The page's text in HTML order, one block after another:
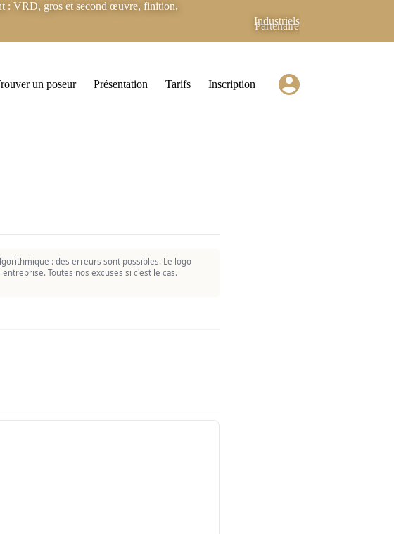
: VRD, gros et second œuvre, finition,
Industriels
Partenaires
un poseur Présentation Tarifs Inscription
: des erreurs sont possibles. Le logo
Toutes nos excuses si c'est le cas.